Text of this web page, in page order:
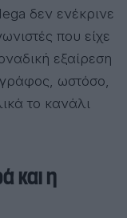
δεν ενέκρινε
που είχε
εξαίρεση
ωστόσο,
το κανάλι
και η